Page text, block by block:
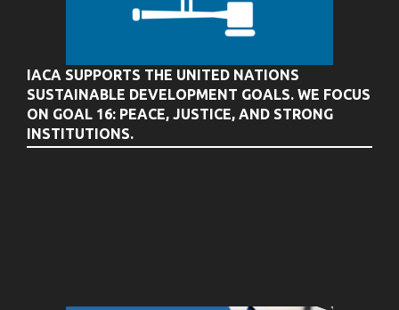
IACA SUPPORTS THE UNITED NATIONS
SUSTAINABLE DEVELOPMENT GOALS. WE FOCUS
ON GOAL 16: PEACE, JUSTICE, AND STRONG
INSTITUTIONS.